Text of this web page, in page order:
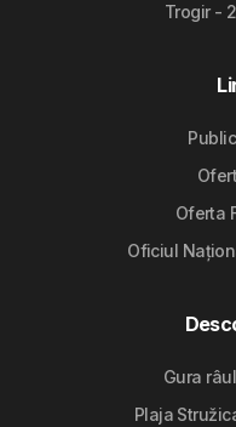
Trogir -
Oferta
Oficiul
Gura
Plaja